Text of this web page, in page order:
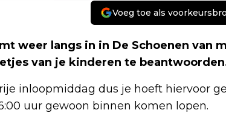
Voeg toe als
weer langs in in De Schoenen van
van je kinderen te
inloopmiddag dus je hoeft hiervoor
uur gewoon binnen komen lopen.